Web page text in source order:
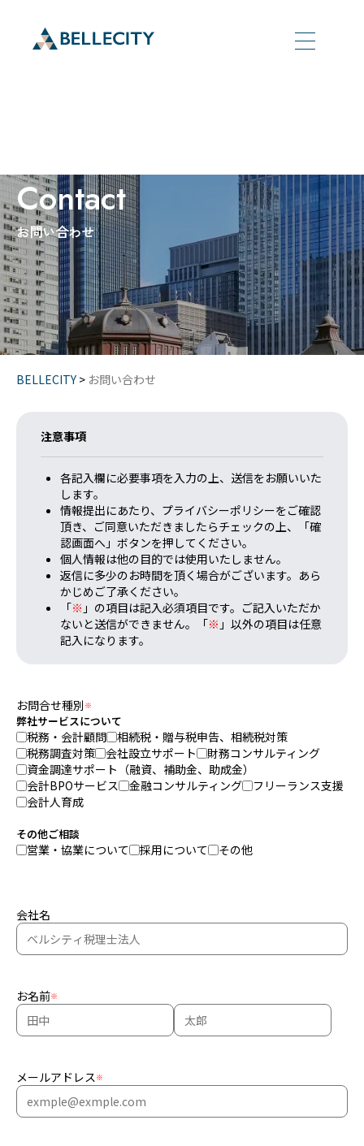
Contact
お問い合わせ
BELLECITY > お問い合わせ
注意事項
各記入欄に必要事項を入力の上、送信をお願いいた
します。
情報提出にあたり、プライバシーポリシーをご確認
頂き、ご同意いただきましたらチェックの上、「確
認画面へ」ボタンを押してください。
個人情報は他の目的では使用いたしません。
返信に多少のお時間を頂く場合がございます。あら
かじめご了承ください。
「※ 」の項目は記入必須項目です。ご記入いただか
ないと送信ができません。「※ 」以外の項目は任意
記入になります。
お問合せ種別 ※
弊社サービスについて
税務・会計顧問
相続税・贈与税申告、相続税対策
税務調査対策
会社設立サポート
財務コンサルティング
資金調達サポート（融資、補助金、助成金）
会計BPOサービス
金融コンサルティング
フリーランス支援
会計人育成
その他ご相談
営業・協業について 採用について その他
会社名
お名前※
メールアドレス※